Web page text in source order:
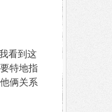
看到这
特地指
俩关系